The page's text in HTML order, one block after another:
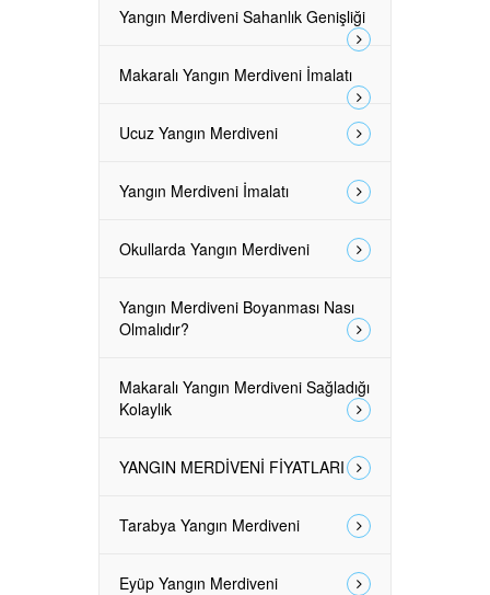
Yangın Merdiveni Sahanlık Genişliği
Makaralı Yangın Merdiveni İmalatı
Ucuz Yangın Merdiveni
Yangın Merdiveni İmalatı
Okullarda Yangın Merdiveni
Yangın Merdiveni Boyanması Nası
Olmalıdır?
Makaralı Yangın Merdiveni Sağladığı
Kolaylık
YANGIN MERDİVENİ FİYATLARI
Tarabya Yangın Merdiveni
Eyüp Yangın Merdiveni